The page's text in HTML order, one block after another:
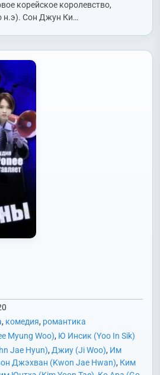
(Song Joong Ki)
Eun)
Чан Донгон (Jang Dong
,Чо Сонха (Jo Sung Ha),Чон
,Чон Согён (Jung Suk Yong),Чхве
,Чху Джахён (Choo Ja Hyun)
корейское королевство,
н.э). Сон Джун Ки…
, комедия, романтика
Myung Woo), Ю Инсик (Yoo In Sik)
Jae Hyun), Джиу (Ji Woo), Им
Джэхван (Kwon Jae Hwan), Ким